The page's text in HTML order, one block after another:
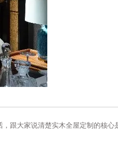
跟大家说清楚实木全屋定制的核心